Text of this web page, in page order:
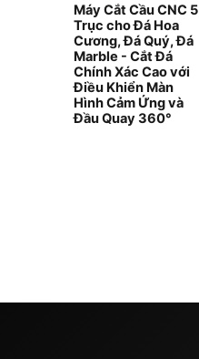
Máy Cắt Cầu CNC 5
Trục cho Đá Hoa
Cương, Đá Quý, Đá
Marble - Cắt Đá
Chính Xác Cao với
Điều Khiển Màn
Hình Cảm Ứng và
Đầu Quay 360°